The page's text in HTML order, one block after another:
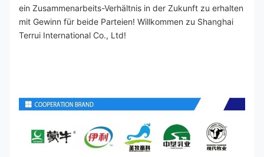
ein Zusammenarbeits-Verhältnis in der Zukunft zu erhalten
mit Gewinn für beide Parteien! Willkommen zu Shanghai
Terrui International Co., Ltd!